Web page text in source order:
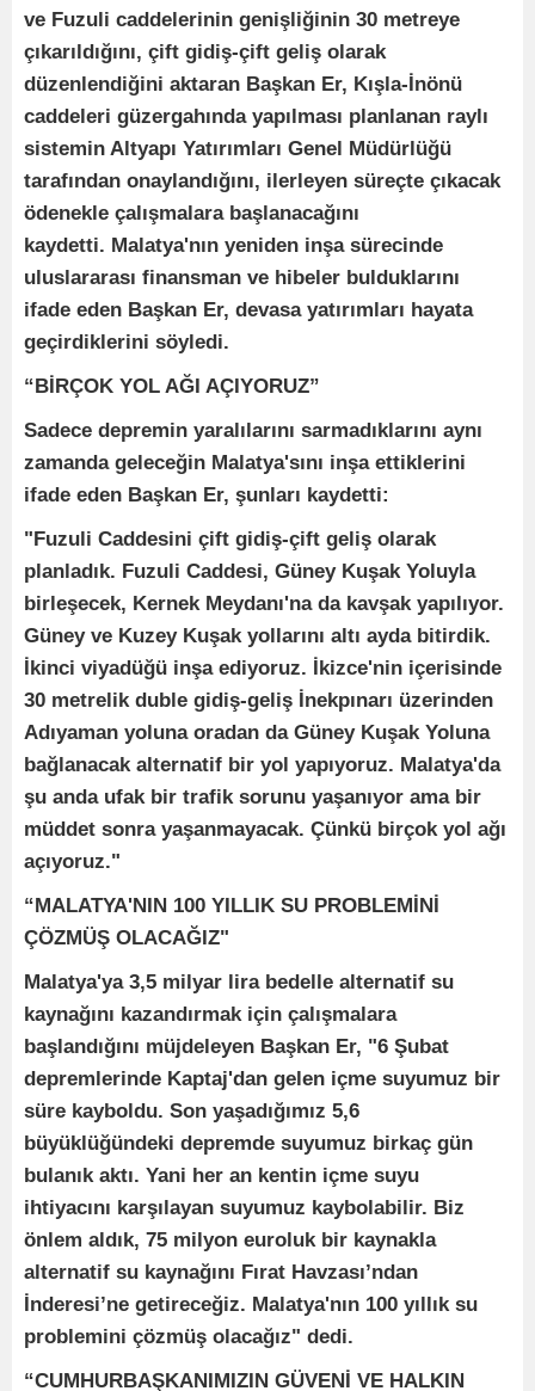
ve Fuzuli caddelerinin genişliğinin 30 metreye
çıkarıldığını, çift gidiş-çift geliş olarak
düzenlendiğini aktaran Başkan Er, Kışla-İnönü
caddeleri güzergahında yapılması planlanan raylı
sistemin Altyapı Yatırımları Genel Müdürlüğü
tarafından onaylandığını, ilerleyen süreçte çıkacak
ödenekle çalışmalara başlanacağını
kaydetti. Malatya'nın yeniden inşa sürecinde
uluslararası finansman ve hibeler bulduklarını
ifade eden Başkan Er, devasa yatırımları hayata
geçirdiklerini söyledi.
“BİRÇOK YOL AĞI AÇIYORUZ”
Sadece depremin yaralılarını sarmadıklarını aynı
zamanda geleceğin Malatya'sını inşa ettiklerini
ifade eden Başkan Er, şunları kaydetti:
"Fuzuli Caddesini çift gidiş-çift geliş olarak
planladık. Fuzuli Caddesi, Güney Kuşak Yoluyla
birleşecek, Kernek Meydanı'na da kavşak yapılıyor.
Güney ve Kuzey Kuşak yollarını altı ayda bitirdik.
İkinci viyadüğü inşa ediyoruz. İkizce'nin içerisinde
30 metrelik duble gidiş-geliş İnekpınarı üzerinden
Adıyaman yoluna oradan da Güney Kuşak Yoluna
bağlanacak alternatif bir yol yapıyoruz. Malatya'da
şu anda ufak bir trafik sorunu yaşanıyor ama bir
müddet sonra yaşanmayacak. Çünkü birçok yol ağı
açıyoruz."
“MALATYA'NIN 100 YILLIK SU PROBLEMİNİ
ÇÖZMÜŞ OLACAĞIZ"
Malatya'ya 3,5 milyar lira bedelle alternatif su
kaynağını kazandırmak için çalışmalara
başlandığını müjdeleyen Başkan Er, "6 Şubat
depremlerinde Kaptaj'dan gelen içme suyumuz bir
süre kayboldu. Son yaşadığımız 5,6
büyüklüğündeki depremde suyumuz birkaç gün
bulanık aktı. Yani her an kentin içme suyu
ihtiyacını karşılayan suyumuz kaybolabilir. Biz
önlem aldık, 75 milyon euroluk bir kaynakla
alternatif su kaynağını Fırat Havzası’ndan
İnderesi’ne getireceğiz. Malatya'nın 100 yıllık su
problemini çözmüş olacağız" dedi.
“CUMHURBAŞKANIMIZIN GÜVENİ VE HALKIN